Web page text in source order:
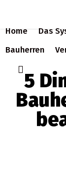
main
content
Home Das
Bauherren
search
5